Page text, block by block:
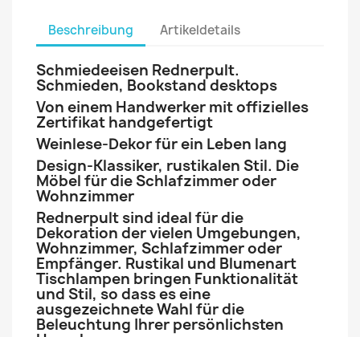
Beschreibung Artikeldetails
Schmiedeeisen Rednerpult.
Schmieden, Bookstand desktops
Von einem Handwerker mit offizielles
Zertifikat handgefertigt
Weinlese-Dekor für ein Leben lang
Design-Klassiker, rustikalen Stil. Die
Möbel für die Schlafzimmer oder
Wohnzimmer
Rednerpult sind ideal für die
Dekoration der vielen Umgebungen,
Wohnzimmer, Schlafzimmer oder
Empfänger. Rustikal und Blumenart
Tischlampen bringen Funktionalität
und Stil, so dass es eine
ausgezeichnete Wahl für die
Beleuchtung Ihrer persönlichsten